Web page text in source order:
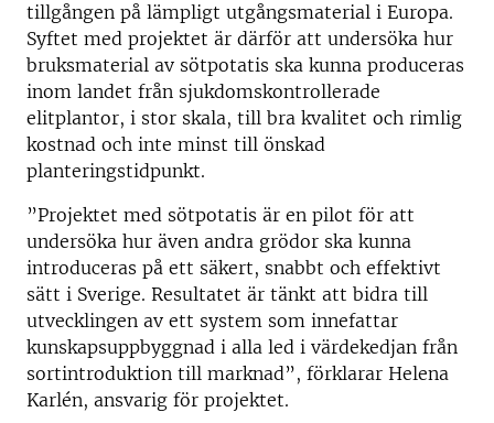
tillgången på lämpligt utgångsmaterial i Europa.
Syftet med projektet är därför att undersöka hur
bruksmaterial av sötpotatis ska kunna produceras
inom landet från sjukdomskontrollerade
elitplantor, i stor skala, till bra kvalitet och rimlig
kostnad och inte minst till önskad
planteringstidpunkt.
”Projektet med sötpotatis är en pilot för att
undersöka hur även andra grödor ska kunna
introduceras på ett säkert, snabbt och effektivt
sätt i Sverige. Resultatet är tänkt att bidra till
utvecklingen av ett system som innefattar
kunskapsuppbyggnad i alla led i värdekedjan från
sortintroduktion till marknad”, förklarar Helena
Karlén, ansvarig för projektet.